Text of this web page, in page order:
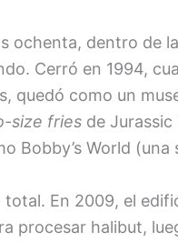
ochenta, dentro de
Cerró en 1994,
quedó como un
size fries de
Bobby’s World
En 2009, el
procesar halibut,